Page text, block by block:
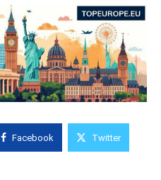
Facebook Twitter